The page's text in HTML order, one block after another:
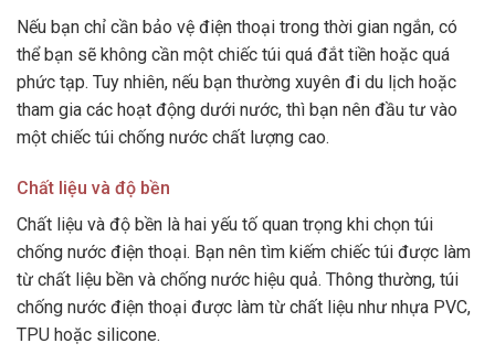
Nếu bạn chỉ cần bảo vệ điện thoại trong thời gian ngắn, có
thể bạn sẽ không cần một chiếc túi quá đắt tiền hoặc quá
phức tạp. Tuy nhiên, nếu bạn thường xuyên đi du lịch hoặc
tham gia các hoạt động dưới nước, thì bạn nên đầu tư vào
một chiếc túi chống nước chất lượng cao.
Chất liệu và độ bền
Chất liệu và độ bền là hai yếu tố quan trọng khi chọn túi
chống nước điện thoại. Bạn nên tìm kiếm chiếc túi được làm
từ chất liệu bền và chống nước hiệu quả. Thông thường, túi
chống nước điện thoại được làm từ chất liệu như nhựa PVC,
TPU hoặc silicone.